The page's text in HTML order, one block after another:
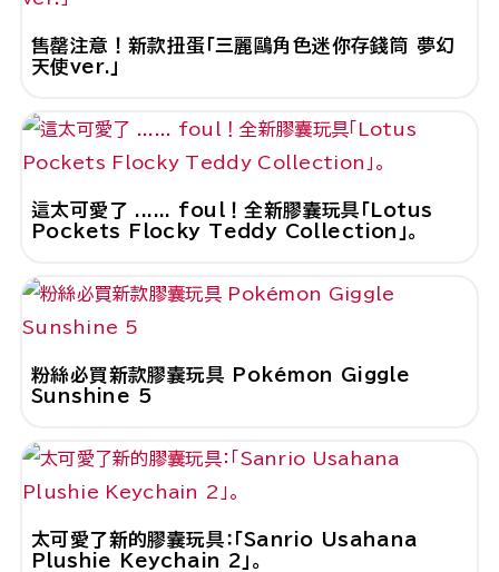
售罄注意！新款扭蛋「三麗鷗角色迷你存錢筒 夢幻
天使ver.」
這太可愛了 ...... foul！全新膠囊玩具「Lotus
Pockets Flocky Teddy Collection」。
粉絲必買新款膠囊玩具 Pokémon Giggle
Sunshine 5
太可愛了新的膠囊玩具：「Sanrio Usahana
Plushie Keychain 2」。